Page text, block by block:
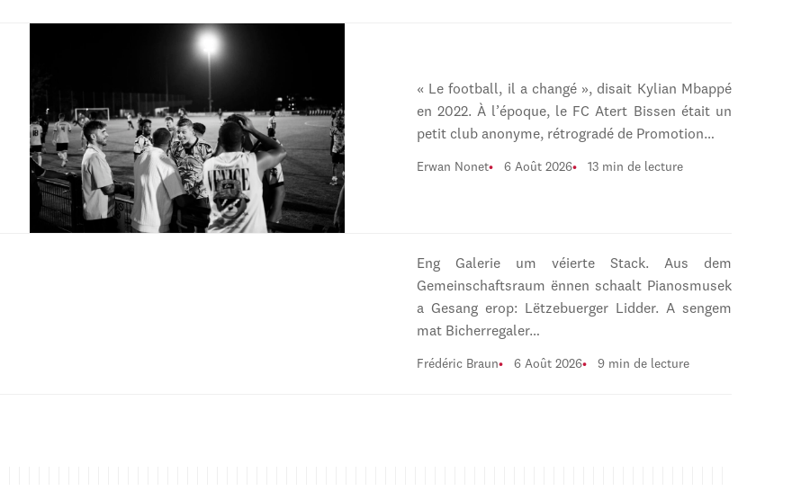
« Le football, il a changé », disait Kylian Mbappé
en 2022. À l’époque, le FC Atert Bissen était un
petit club anonyme, rétrogradé de Promotion…
Erwan Nonet 6 Août 2026 13 min de lecture
Eng Galerie um véierte Stack. Aus dem
Gemeinschaftsraum ënnen schaalt Pianosmusek
a Gesang erop: Lëtzebuerger Lidder. A sengem
mat Bicherregaler…
Frédéric Braun 6 Août 2026 9 min de lecture